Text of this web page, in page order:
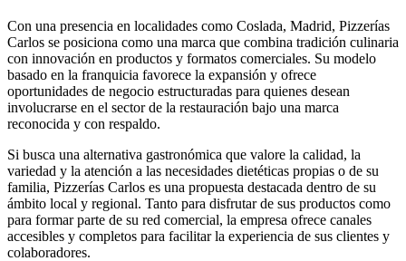
Con una presencia en localidades como Coslada, Madrid, Pizzerías
Carlos se posiciona como una marca que combina tradición culinaria
con innovación en productos y formatos comerciales. Su modelo
basado en la franquicia favorece la expansión y ofrece
oportunidades de negocio estructuradas para quienes desean
involucrarse en el sector de la restauración bajo una marca
reconocida y con respaldo.
Si busca una alternativa gastronómica que valore la calidad, la
variedad y la atención a las necesidades dietéticas propias o de su
familia, Pizzerías Carlos es una propuesta destacada dentro de su
ámbito local y regional. Tanto para disfrutar de sus productos como
para formar parte de su red comercial, la empresa ofrece canales
accesibles y completos para facilitar la experiencia de sus clientes y
colaboradores.